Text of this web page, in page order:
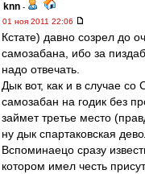
knn -
01 ноя 2011 22:06
Кстате) давно созрел до
самозабана, ибо за
надо отвечать.
Дык вот, как и в случае со
самозабан на годик без
займет третье место
ну дык спартаковская
Вспоминаецо сразу
котором имел честь